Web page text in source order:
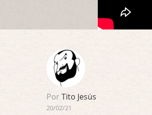
Por Tito Jesús
20/02/21